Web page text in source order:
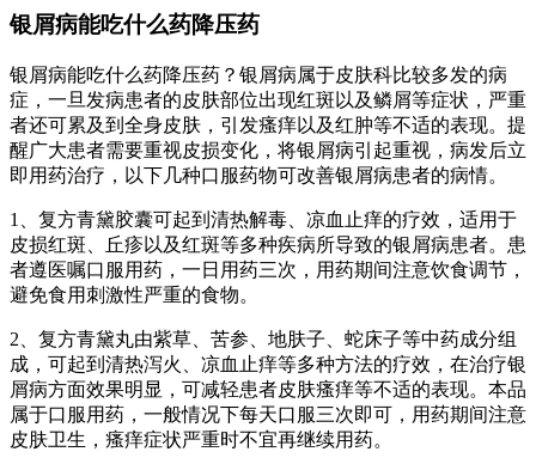
银屑病能吃什么药降压药
银屑病能吃什么药降压药？银屑病属于皮肤科比较多发的病
症，一旦发病患者的皮肤部位出现红斑以及鳞屑等症状，严重
者还可累及到全身皮肤，引发瘙痒以及红肿等不适的表现。提
醒广大患者需要重视皮损变化，将银屑病引起重视，病发后立
即用药治疗，以下几种口服药物可改善银屑病患者的病情。
1、复方青黛胶囊可起到清热解毒、凉血止痒的疗效，适用于
皮损红斑、丘疹以及红斑等多种疾病所导致的银屑病患者。患
者遵医嘱口服用药，一日用药三次，用药期间注意饮食调节，
避免食用刺激性严重的食物。
2、复方青黛丸由紫草、苦参、地肤子、蛇床子等中药成分组
成，可起到清热泻火、凉血止痒等多种方法的疗效，在治疗银
屑病方面效果明显，可减轻患者皮肤瘙痒等不适的表现。本品
属于口服用药，一般情况下每天口服三次即可，用药期间注意
皮肤卫生，瘙痒症状严重时不宜再继续用药。